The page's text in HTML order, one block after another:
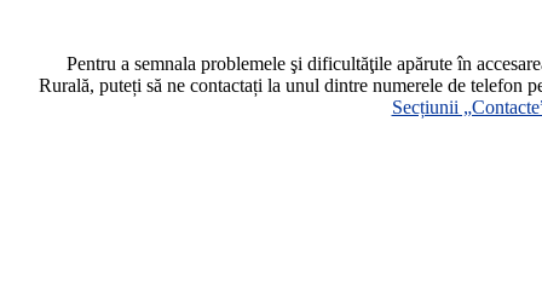
Pentru a semnala problemele şi dificultăţile apărute în
Rurală, puteți să ne contactați la unul dintre numerele de telefon
Secțiunii